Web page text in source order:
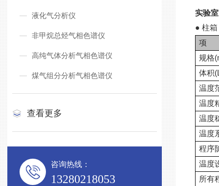
液化气分析仪
非甲烷总烃气相色谱仪
高纯气体分析气相色谱仪
煤气组分分析气相色谱仪
查看更多
咨询热线：
13280218053
实验
● 柱箱
项
规格
体积
温度
温度
温度
温度
程序
温度
所有